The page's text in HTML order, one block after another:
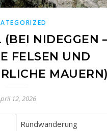
(BEI NIDEGGEN
FELSEN UND
MAUERN)
12, 2026
Rundwanderung